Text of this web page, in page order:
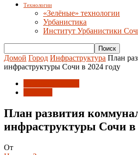
Технологии
«Зелёные» технологии
Урбанистика
Институт Урбанистики
Домой Город Инфраструктура План
инфраструктуры Сочи в 2024 году
План развития
инфраструктуры Сочи в
От